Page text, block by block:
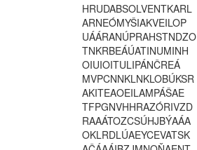
HRUDABSOLVENTKARL
ARNEÓMYŠIAKVEILOP
UÁÁRANÚPRAHSTNDZO
TNKRBEÁÚATINUMINH
OIUIOITULIPÁNČREÁ
MVPCNNKLNKLOBÚKSR
AKITEAOEILAMPÁŠAE
TFPGNVHHRAZÓRIVZD
RAAÁTOZCSÚHJBÝAÁA
OKLRDLÚAEYCEVATSK